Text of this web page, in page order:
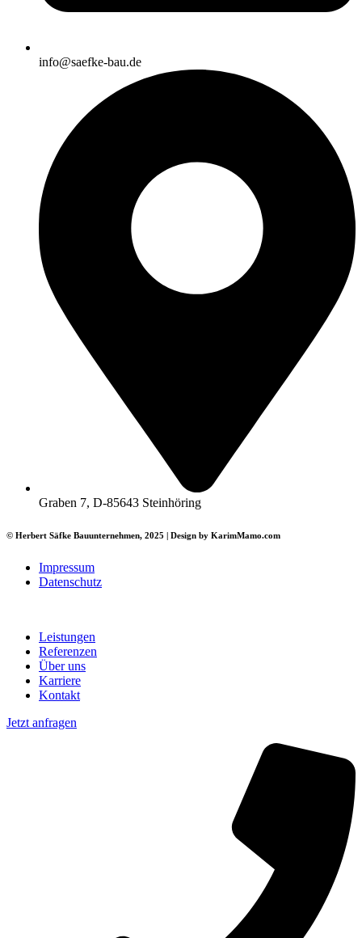
info@saefke-bau.de
Graben 7, D-85643 Steinhöring
© Herbert Säfke Bauunternehmen, 2025 | Design by KarimMamo.com
Impressum
Datenschutz
Leistungen
Referenzen
Über uns
Karriere
Kontakt
Jetzt anfragen